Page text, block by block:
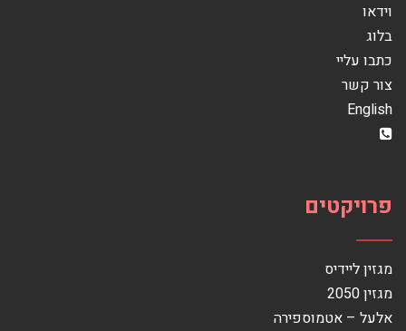
וידאו
בלוג
כתבו עליי
צור קשר
English
פרויקטים
מגזין ליידיס
מגזין 2050
אלעל – אטמוספירה